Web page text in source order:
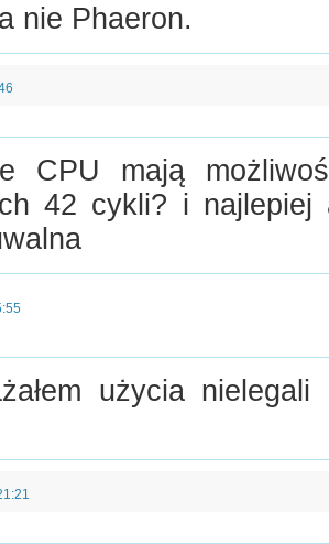
nie Phaeron.
CPU mają
42 cykli? i najlepiej
użycia